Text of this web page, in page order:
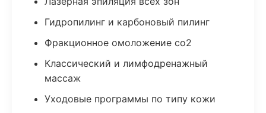
Гидропилинг и карбоновый пилинг
Фракционное омоложение co2
Классический и лимфодренажный
массаж
Уходовые программы по типу кожи